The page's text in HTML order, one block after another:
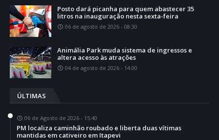
Posto dará picanha para quem abastecer 35
litros na inauguração nesta sexta-feira
06 de agosto de 2026 - 08:30
Animália Park muda sistema de ingressos e
altera acesso às atrações
04 de agosto de 2026 - 14:00
ÚLTIMAS
06 de Agosto de 2026 - 15:40
PM localiza caminhão roubado e liberta duas vítimas
mantidas em cativeiro em Itapevi